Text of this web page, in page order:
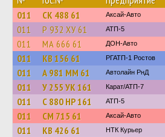
011 СК 488 61 Аксай-Авто
011 Р 932 ХУ 61 АТП-5
011 МА 666 61 ДОН-Авто
011 КВ 156 61 РГАТП-1 Ростов
011 А 981 ММ 61 Автолайн РнД
011 У 255 УК 161 Карат/АТП-7
011 С 880 НР 161 АТП-5
011 СМ 715 61 Аксай-Авто
011 КВ 426 61 НТК Курьер